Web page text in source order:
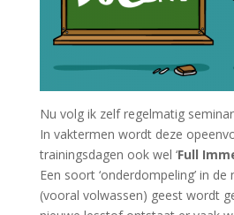
Nu volg ik zelf regelmatig
In vaktermen wordt deze
trainingsdagen ook wel ‘Full
Een soort ‘onderdompeling’ in
(vooral volwassen) geest wordt